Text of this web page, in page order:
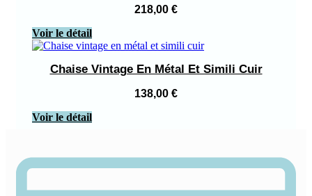
218,00 €
Voir le détail
Chaise Vintage En Métal Et Simili Cuir
138,00 €
Voir le détail